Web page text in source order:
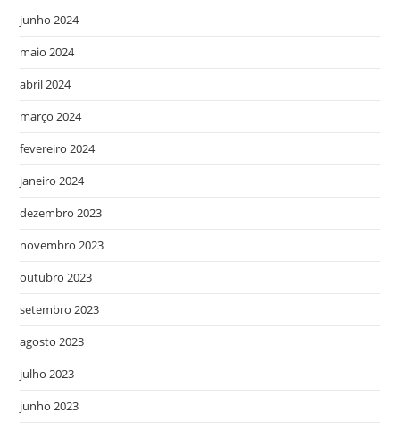
junho 2024
maio 2024
abril 2024
março 2024
fevereiro 2024
janeiro 2024
dezembro 2023
novembro 2023
outubro 2023
setembro 2023
agosto 2023
julho 2023
junho 2023